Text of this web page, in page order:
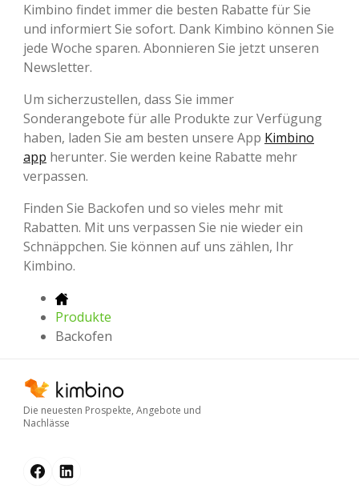
Kimbino findet immer die besten Rabatte für Sie
und informiert Sie sofort. Dank Kimbino können Sie
jede Woche sparen. Abonnieren Sie jetzt unseren
Newsletter.
Um sicherzustellen, dass Sie immer
Sonderangebote für alle Produkte zur Verfügung
haben, laden Sie am besten unsere App Kimbino
app herunter. Sie werden keine Rabatte mehr
verpassen.
Finden Sie Backofen und so vieles mehr mit
Rabatten. Mit uns verpassen Sie nie wieder ein
Schnäppchen. Sie können auf uns zählen, Ihr
Kimbino.
Produkte
Backofen
Die neuesten Prospekte, Angebote und
Nachlässe